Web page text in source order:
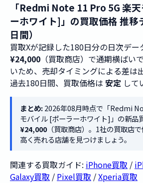
「Redmi Note 11 Pro 5G 楽
ーホワイト]」の買取価格 推
日間）
買取Xが記録した180日分の日次デ
¥24,000 （買取商店）で通期横ばい
いため、売却タイミングによる差は
過去180日間、買取価格は 安定 して
まとめ:2026年08月時点で「Redmi
モバイル [ポーラーホワイト]」の新品
¥24,000（買取商店）。1社の買取店
高く売れる店舗を見つけましょう。
関連する買取ガイド: iPhone買取 /
Galaxy買取 / Pixel買取 /Xperia買取